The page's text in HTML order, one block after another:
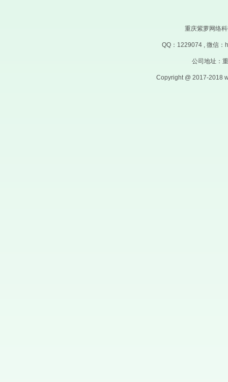
重庆紫萝网络
QQ： 1229074, 微信：
公司地址：
Copyright @ 2017-2018